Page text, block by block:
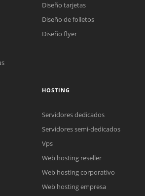
Reunión online
enviarán un correo electrónico con el enlace a
Cotización
y nos contactaremos a la brevedad.
Chat Online
están fuera de línea. Complete el formulario
electrónico con sus datos personales.
Diseño tarjetas
Diseño de folletos
Diseño flyer
HOSTING
Servidores dedicados
Servidores semi-dedicados
Vps
Web hosting reseller
Web hosting corporativo
Web hosting empresa